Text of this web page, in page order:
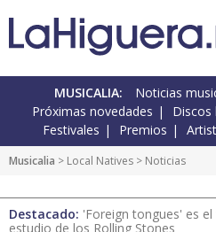
MUSICALIA: Noticias
Próximas novedades
Discos
Festivales
Premios
Musicalia > Local Natives > Noticias
Destacado: 'Foreign tongues' es
estudio de los Rolling Stones